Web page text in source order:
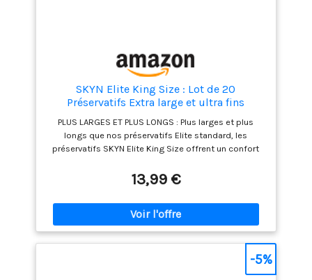
SKYN Elite King Size : Lot de 20
Préservatifs Extra large et ultra fins
PLUS LARGES ET PLUS LONGS : Plus larges et plus
longs que nos préservatifs Elite standard, les
préservatifs SKYN Elite King Size offrent un confort
sensuel d'une intensité unique UN CONFORT
SUPÉRIEUR : Leur taille supérieure, l'ultra finesse et
leur lubrification douce et soyeuse vous garantissent
une expérience extrêmement agréable et
confortable, sublimée par la sensation naturelle de
SKYNFEEL SANS LATEX : Le matériau SKYNFEEL est
caoutchouc naturel LIVRAISON DISCRÈTE : Toutes les
13,99 €
-5%